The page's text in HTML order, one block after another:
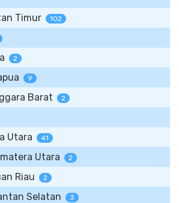
Timur 102
2
9
Barat 2
Utara 41
Utara 2
Riau 2
Selatan 3